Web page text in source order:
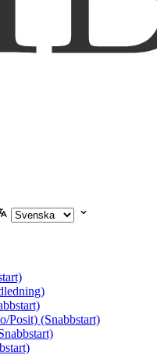
Posit) (Snabbstart)